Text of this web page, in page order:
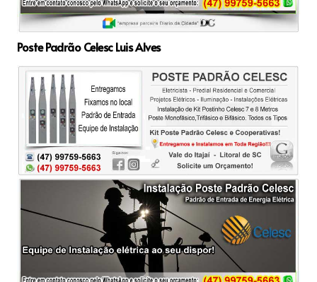
Poste Padrão Celesc Luis Alves